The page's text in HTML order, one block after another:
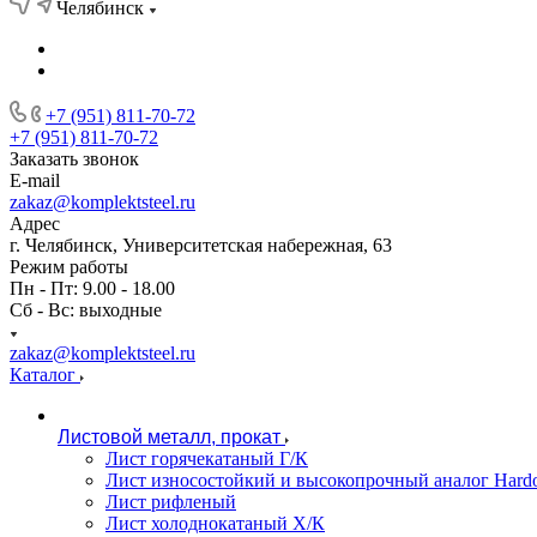
Челябинск
+7 (951) 811-70-72
+7 (951) 811-70-72
Заказать звонок
E-mail
zakaz@komplektsteel.ru
Адрес
г. Челябинск, Университетская набережная, 63
Режим работы
Пн - Пт: 9.00 - 18.00
Сб - Вс: выходные
zakaz@komplektsteel.ru
Каталог
Листовой металл, прокат
Лист горячекатаный Г/К
Лист износостойкий и высокопрочный аналог
Лист рифленый
Лист холоднокатаный Х/К